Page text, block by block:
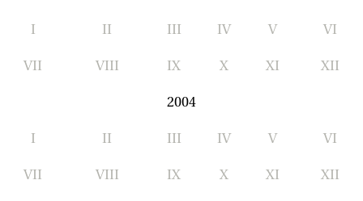
I II III IV V VI
VII VIII IX X XI XII
2004
I II III IV V VI
VII VIII IX X XI XII